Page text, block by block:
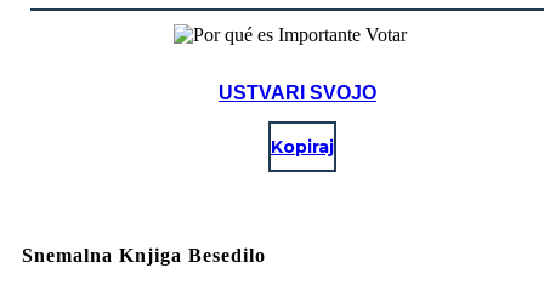
USTVARI SVOJO
Kopiraj
Snemalna Knjiga Besedilo